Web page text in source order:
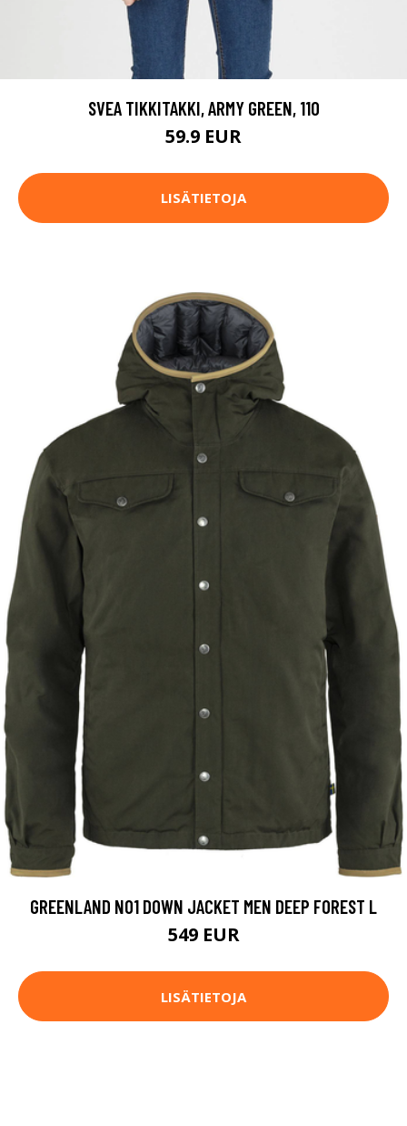
SVEA TIKKITAKKI, ARMY GREEN, 110
59.9 EUR
LISÄTIETOJA
GREENLAND NO1 DOWN JACKET MEN DEEP FOREST L
549 EUR
LISÄTIETOJA